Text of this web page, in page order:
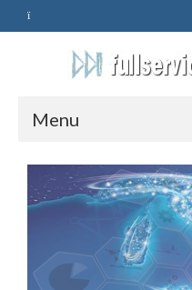
Menu
HOME
SERVIZI
ASSISTENZA
POLITICA